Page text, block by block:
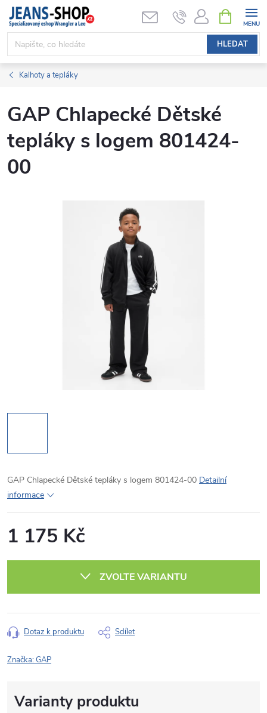
Přejít
obsah
HLEDAT
NÁKUPNÍ
KOŠÍK
Kalhoty a tepláky
GAP Chlapecké Dětské
tepláky s logem 801424-
00
GAP Chlapecké Dětské tepláky s logem 801424-00 Detailní
informace
1 175 Kč
ZVOLTE VARIANTU
Dotaz k produktu Sdílet
Značka:GAP